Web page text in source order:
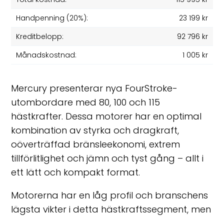
Handpenning (20%):
23 199 kr
Kreditbelopp:
92 796 kr
Månadskostnad:
1 005 kr
Mercury presenterar nya FourStroke-
utombordare med 80, 100 och 115
hästkrafter. Dessa motorer har en optimal
kombination av styrka och dragkraft,
oöverträffad bränsleekonomi, extrem
tillförlitlighet och jämn och tyst gång – allt i
ett lätt och kompakt format.
Motorerna har en låg profil och branschens
lägsta vikter i detta hästkraftssegment, men